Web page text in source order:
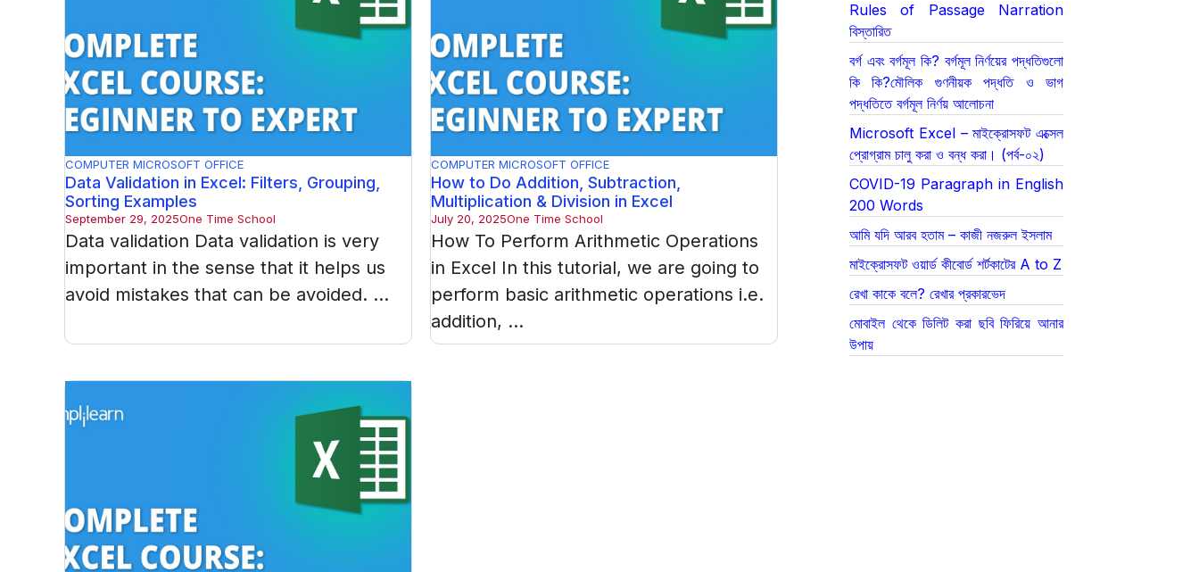
COMPUTER MICROSOFT OFFICE
Data Validation in Excel: Filters, Grouping,
Sorting Examples
September 29, 2025One Time School
Data validation Data validation is very
important in the sense that it helps us
avoid mistakes that can be avoided. ...
COMPUTER MICROSOFT OFFICE
How to Do Addition, Subtraction,
Multiplication & Division in Excel
July 20, 2025One Time School
How To Perform Arithmetic Operations
in Excel In this tutorial, we are going to
perform basic arithmetic operations i.e.
addition, ...
Rules of Passage Narration
বিস্তারিত
বর্গ এবং বর্গমূল কি? বর্গমূল নির্ণয়ের পদ্ধতিগুলো
কি কি?মৌলিক গুণনীয়ক পদ্ধতি ও ভাগ
পদ্ধতিতে বর্গমূল নির্ণয় আলোচনা
Microsoft Excel – মাইক্রোসফট এক্সেল
প্রোগ্রাম চালু করা ও বন্ধ করা। (পর্ব-০২)
COVID-19 Paragraph in English
200 Words
আমি যদি আরব হতাম – কাজী নজরুল ইসলাম
মাইক্রোসফট ওয়ার্ড কীবোর্ড শর্টকাটের A to Z
রেখা কাকে বলে? রেখার প্রকারভেদ
মোবাইল থেকে ডিলিট করা ছবি ফিরিয়ে আনার
উপায়